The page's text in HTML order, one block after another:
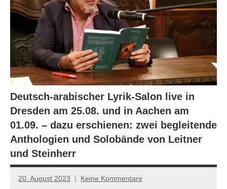
Deutsch-arabischer Lyrik-Salon live in
Dresden am 25.08. und in Aachen am
01.09. – dazu erschienen: zwei begleitende
Anthologien und Solobände von Leitner
und Steinherr
20. August 2023
Jan-
Keine Kommentare